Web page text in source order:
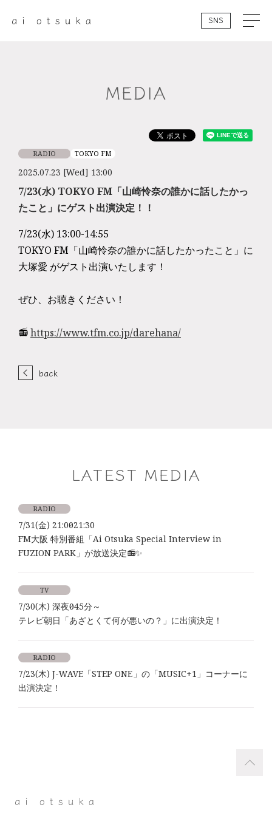
SNS
MEDIA
2025.07.23 [Wed] 13:00
RADIO TOKYO FM
7/23(水) TOKYO FM「山崎怜奈の誰かに話したかっ
たこと」にゲスト出演決定！！
7/23(水) 13:00-14:55
TOKYO FM「山崎怜奈の誰かに話したかったこと」に
大塚愛 がゲスト出演いたします！
ぜひ、お聴きください！
📻https://www.tfm.co.jp/darehana/
back
LATEST MEDIA
RADIO
7/31(金) 21:00～21:30
FM大阪 特別番組「Ai Otsuka Special Interview in
FUZION PARK」が放送決定📻✨
TV
7/30(木) 深夜0時45分～
テレビ朝日「あざとくて何が悪いの？」に出演決定！
RADIO
7/23(木) J-WAVE「STEP ONE」の「MUSIC+1」コーナーに
出演決定！